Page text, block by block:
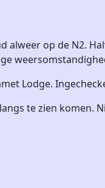
op de N2.
Lodge.
te zien komen.